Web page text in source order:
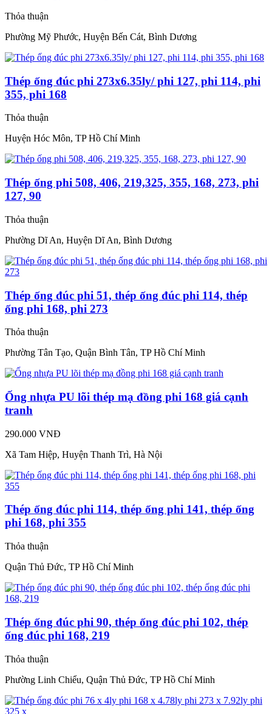
Thỏa thuận
Phường Mỹ Phước, Huyện Bến Cát, Bình Dương
Thép ống đúc phi 273x6.35ly/ phi 127, phi 114, phi
355, phi 168
Thỏa thuận
Huyện Hóc Môn, TP Hồ Chí Minh
Thép ống phi 508, 406, 219,325, 355, 168, 273, phi
127, 90
Thỏa thuận
Phường Dĩ An, Huyện Dĩ An, Bình Dương
Thép ống đúc phi 51, thép ống đúc phi 114, thép
ống phi 168, phi 273
Thỏa thuận
Phường Tân Tạo, Quận Bình Tân, TP Hồ Chí Minh
Ống nhựa PU lõi thép mạ đồng phi 168 giá cạnh
tranh
290.000 VNĐ
Xã Tam Hiệp, Huyện Thanh Trì, Hà Nội
Thép ống đúc phi 114, thép ống phi 141, thép ống
phi 168, phi 355
Thỏa thuận
Quận Thủ Đức, TP Hồ Chí Minh
Thép ống đúc phi 90, thép ống đúc phi 102, thép
ống đúc phi 168, 219
Thỏa thuận
Phường Linh Chiểu, Quận Thủ Đức, TP Hồ Chí Minh